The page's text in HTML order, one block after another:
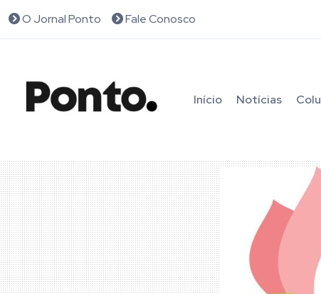
O Jornal Ponto Fale Conosco
Início Notícias